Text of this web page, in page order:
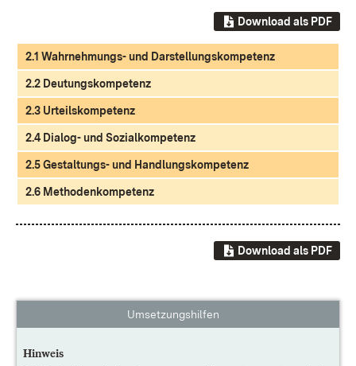
Download als PDF
2.1 Wahrnehmungs- und Darstellungskompetenz
2.2 Deutungskompetenz
2.3 Urteilskompetenz
2.4 Dialog- und Sozialkompetenz
2.5 Gestaltungs- und Handlungskompetenz
2.6 Methodenkompetenz
Download als PDF
Umsetzungshilfen
Hinweis